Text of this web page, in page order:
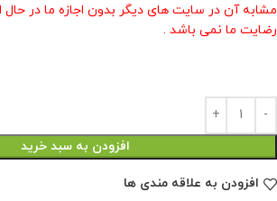
مشابه آن در سایت های دیگر بدون اجازه ما در حال
رضایت ما نمی باشد .
افزودن به سبد خرید
افزودن به علاقه مندی ها